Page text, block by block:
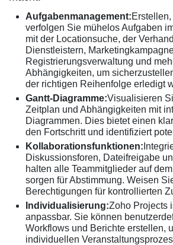
Aufgabenmanagement:
verfolgen Sie mühelos Aufgaben
mit der Locationsuche, der
Dienstleistern,
Registrierungsverwaltung und
Abhängigkeiten, um
der richtigen Reihenfolge erledigt
Gantt-Diagramme:Visualisieren
Zeitplan und Abhängigkeiten mit
Diagrammen. Dies bietet einen
den Fortschritt und identifiziert
Kollaborationsfunktionen:
Diskussionsforen, Dateifreigabe
halten alle Teammitglieder auf
sorgen für Abstimmung. Weisen
Berechtigungen für kontrollierten
Individualisierung:Zoho Projects
anpassbar. Sie können
Workflows und Berichte erstellen,
individuellen